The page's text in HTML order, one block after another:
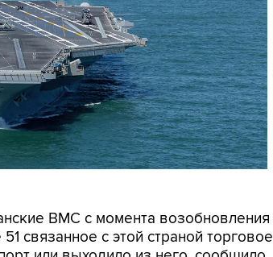
ВМС с момента возобновления
связанное с этой страной торговое